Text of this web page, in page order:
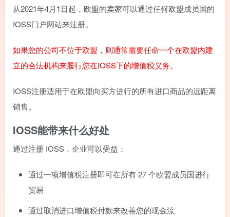
从2021年4月1日起，欧盟的卖家可以通过任何欧盟成员国的
IOSS门户网站来注册。
如果您的公司不位于欧盟，则通常需要任命一个在欧盟内建
立的合法机构来履行您在IOSS下的增值税义务。
IOSS注册适用于在欧盟向买方进行的所有进口商品的远距离
销售。
IOSS能带来什么好处
通过注册 IOSS，企业可以受益：
通过一项增值税注册即可在所有 27 个欧盟成员国进行
贸易
通过取消进口增值税付款来改善您的现金流